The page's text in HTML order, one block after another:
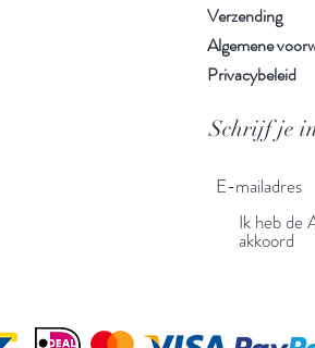
Verzending
Algemene
Privacybeleid
Schrijf je
Ik heb de
akkoord